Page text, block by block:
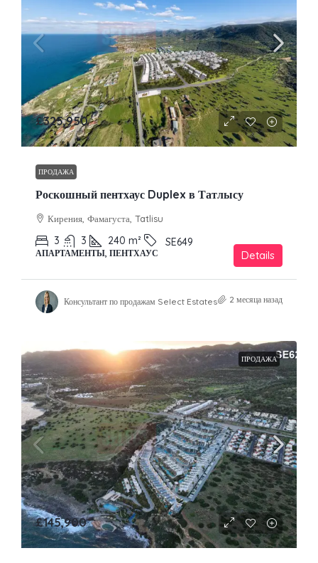
£325,950
ПРОДАЖА
Роскошный пентхаус Duplex в Татлысу
Кирения, Фамагуста, Tatlisu
3 3 240 m² SE649
АПАРТАМЕНТЫ, ПЕНТХАУС Details
Консультант по продажам Select Estates 2 месяца назад
ПРОДАЖА
£145,900